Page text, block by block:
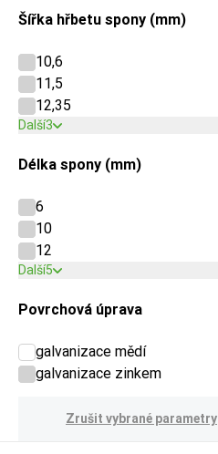
Šířka hřbetu spony (mm)
10,6
11,5
12,35
Další3
Délka spony (mm)
6
10
12
Další5
Povrchová úprava
galvanizace mědí
galvanizace zinkem
Zrušit vybrané parametry